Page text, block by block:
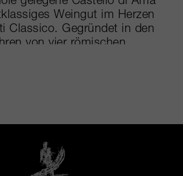
Weingut im Herzen
Classico. Gegründet in den
von vier römischen
das Castello seit 1982
als Erzeuger des ersten
Merlot, des
gilt, produziert es auch zwei
von Lagen-